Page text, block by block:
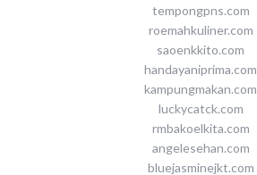
tempongpns.com
roemahkuliner.com
saoenkkito.com
handayaniprima.com
kampungmakan.com
luckycatck.com
rmbakoelkita.com
angelesehan.com
bluejasminejkt.com